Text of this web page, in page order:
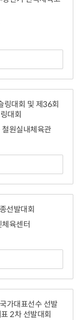
링대회 및 제36회
대회
원실내체육관
선발대회
육센터
가대표선수 선발
2차 선발대회